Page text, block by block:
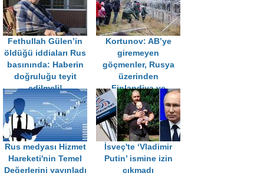
Fethullah Gülen’in
öldüğü iddiaları Rus
basınında: Haberin
doğruluğu teyit
edilmeli!
Kortunov: AB’ye
giremeyen
göçmenler, Rusya
üzerinden
Finlandiya ve
Norveç’e geçmeye
çalışabilirler
Rus medyası Hizmet
Hareketi'nin Temel
Değerlerini yayınladı
İsveç'te ‘Vladimir
Putin’ ismine izin
çıkmadı